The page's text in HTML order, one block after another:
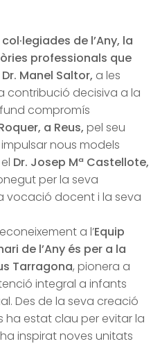
de l’Any, la
professionals que
Manel Saltor, a les
contribució decisiva a la
compromís
a Reus, pel seu
nous models
Dr. Josep Mª Castellote,
per la seva
vocació docent i la seva
a l’Equip
de l’Any és per a la
Tarragona, pionera a
integral a infants
Des de la seva creació
ha estat clau per evitar la
inspirat noves unitats